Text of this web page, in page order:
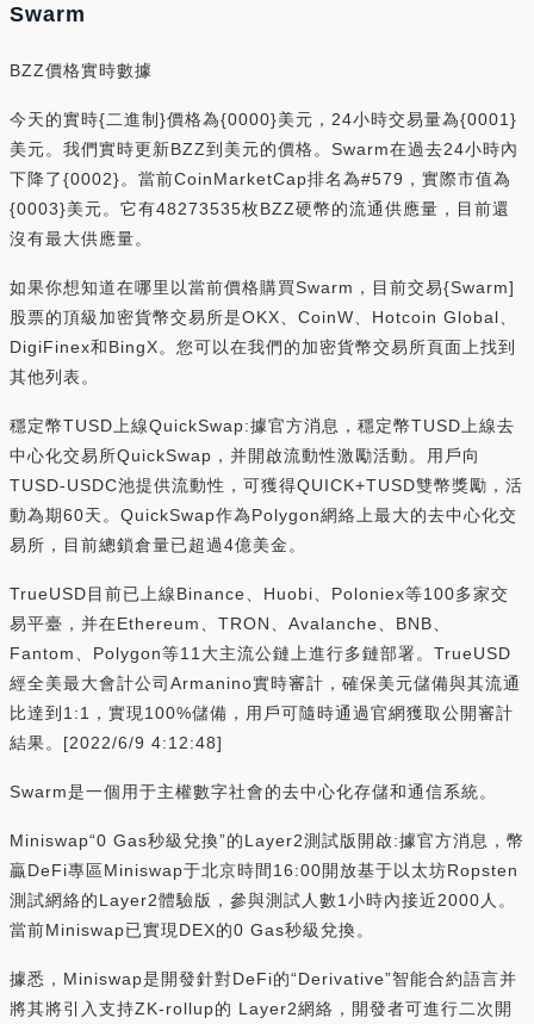
Swarm
BZZ價格實時數據
今天的實時{二進制}價格為{0000}美元，24小時交易量為{0001}
美元。我們實時更新BZZ到美元的價格。Swarm在過去24小時內
下降了{0002}。當前CoinMarketCap排名為#579，實際市值為
{0003}美元。它有48273535枚BZZ硬幣的流通供應量，目前還
沒有最大供應量。
如果你想知道在哪里以當前價格購買Swarm，目前交易{Swarm]
股票的頂級加密貨幣交易所是OKX、CoinW、Hotcoin Global、
DigiFinex和BingX。您可以在我們的加密貨幣交易所頁面上找到
其他列表。
穩定幣TUSD上線QuickSwap:據官方消息，穩定幣TUSD上線去
中心化交易所QuickSwap，并開啟流動性激勵活動。用戶向
TUSD-USDC池提供流動性，可獲得QUICK+TUSD雙幣獎勵，活
動為期60天。QuickSwap作為Polygon網絡上最大的去中心化交
易所，目前總鎖倉量已超過4億美金。
TrueUSD目前已上線Binance、Huobi、Poloniex等100多家交
易平臺，并在Ethereum、TRON、Avalanche、BNB、
Fantom、Polygon等11大主流公鏈上進行多鏈部署。TrueUSD
經全美最大會計公司Armanino實時審計，確保美元儲備與其流通
比達到1:1，實現100%儲備，用戶可隨時通過官網獲取公開審計
結果。[2022/6/9 4:12:48]
Swarm是一個用于主權數字社會的去中心化存儲和通信系統。
Miniswap“0 Gas秒級兌換”的Layer2測試版開啟:據官方消息，幣
贏DeFi專區Miniswap于北京時間16:00開放基于以太坊Ropsten
測試網絡的Layer2體驗版，參與測試人數1小時內接近2000人。
當前Miniswap已實現DEX的0 Gas秒級兌換。
據悉，Miniswap是開發針對DeFi的“Derivative”智能合約語言并
將其將引入支持ZK-rollup的 Layer2網絡，開發者可進行二次開